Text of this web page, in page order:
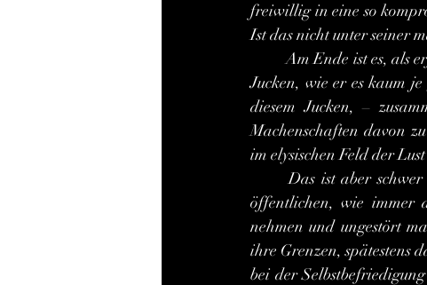
freiwillig in eine so
Ist das nicht unter seiner
Jucken, wie er es kaum
diesem Jucken, –
Machenschaften davon
im elysischen Feld der
	Das ist aber schwer machbar. Was fällt dir bei, lieber Harry? Du kannst ja nicht wohl im
öffentlichen, wie immer
nehmen und ungestört
ihre Grenzen, spätestens
bei der